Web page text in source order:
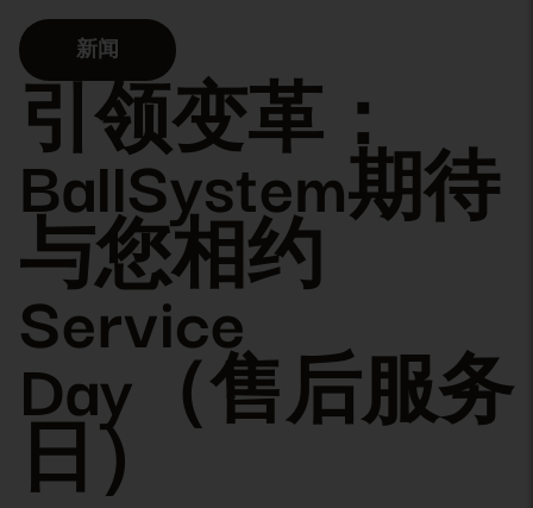
新闻
引领变革：
BallSystem期待
与您相约
Service
Day（售后服务
日）